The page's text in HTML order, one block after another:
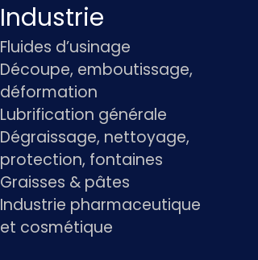
Industrie
Fluides d’usinage
Découpe, emboutissage,
déformation
Lubrification générale
Dégraissage, nettoyage,
protection, fontaines
Graisses & pâtes
Industrie pharmaceutique
et cosmétique